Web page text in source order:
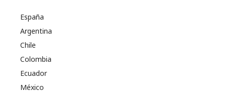
España
Argentina
Chile
Colombia
Ecuador
México